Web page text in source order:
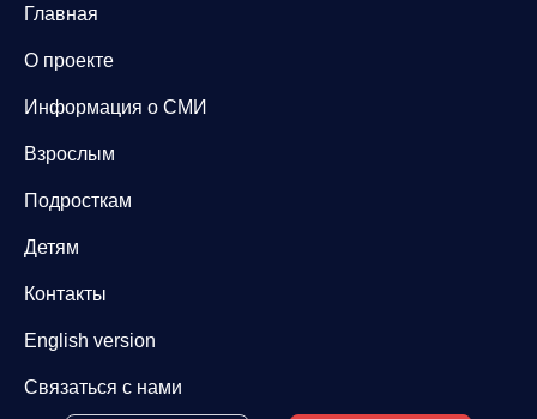
Главная
О проекте
Информация о СМИ
Взрослым
Подросткам
Детям
Контакты
English version
Связаться с нами